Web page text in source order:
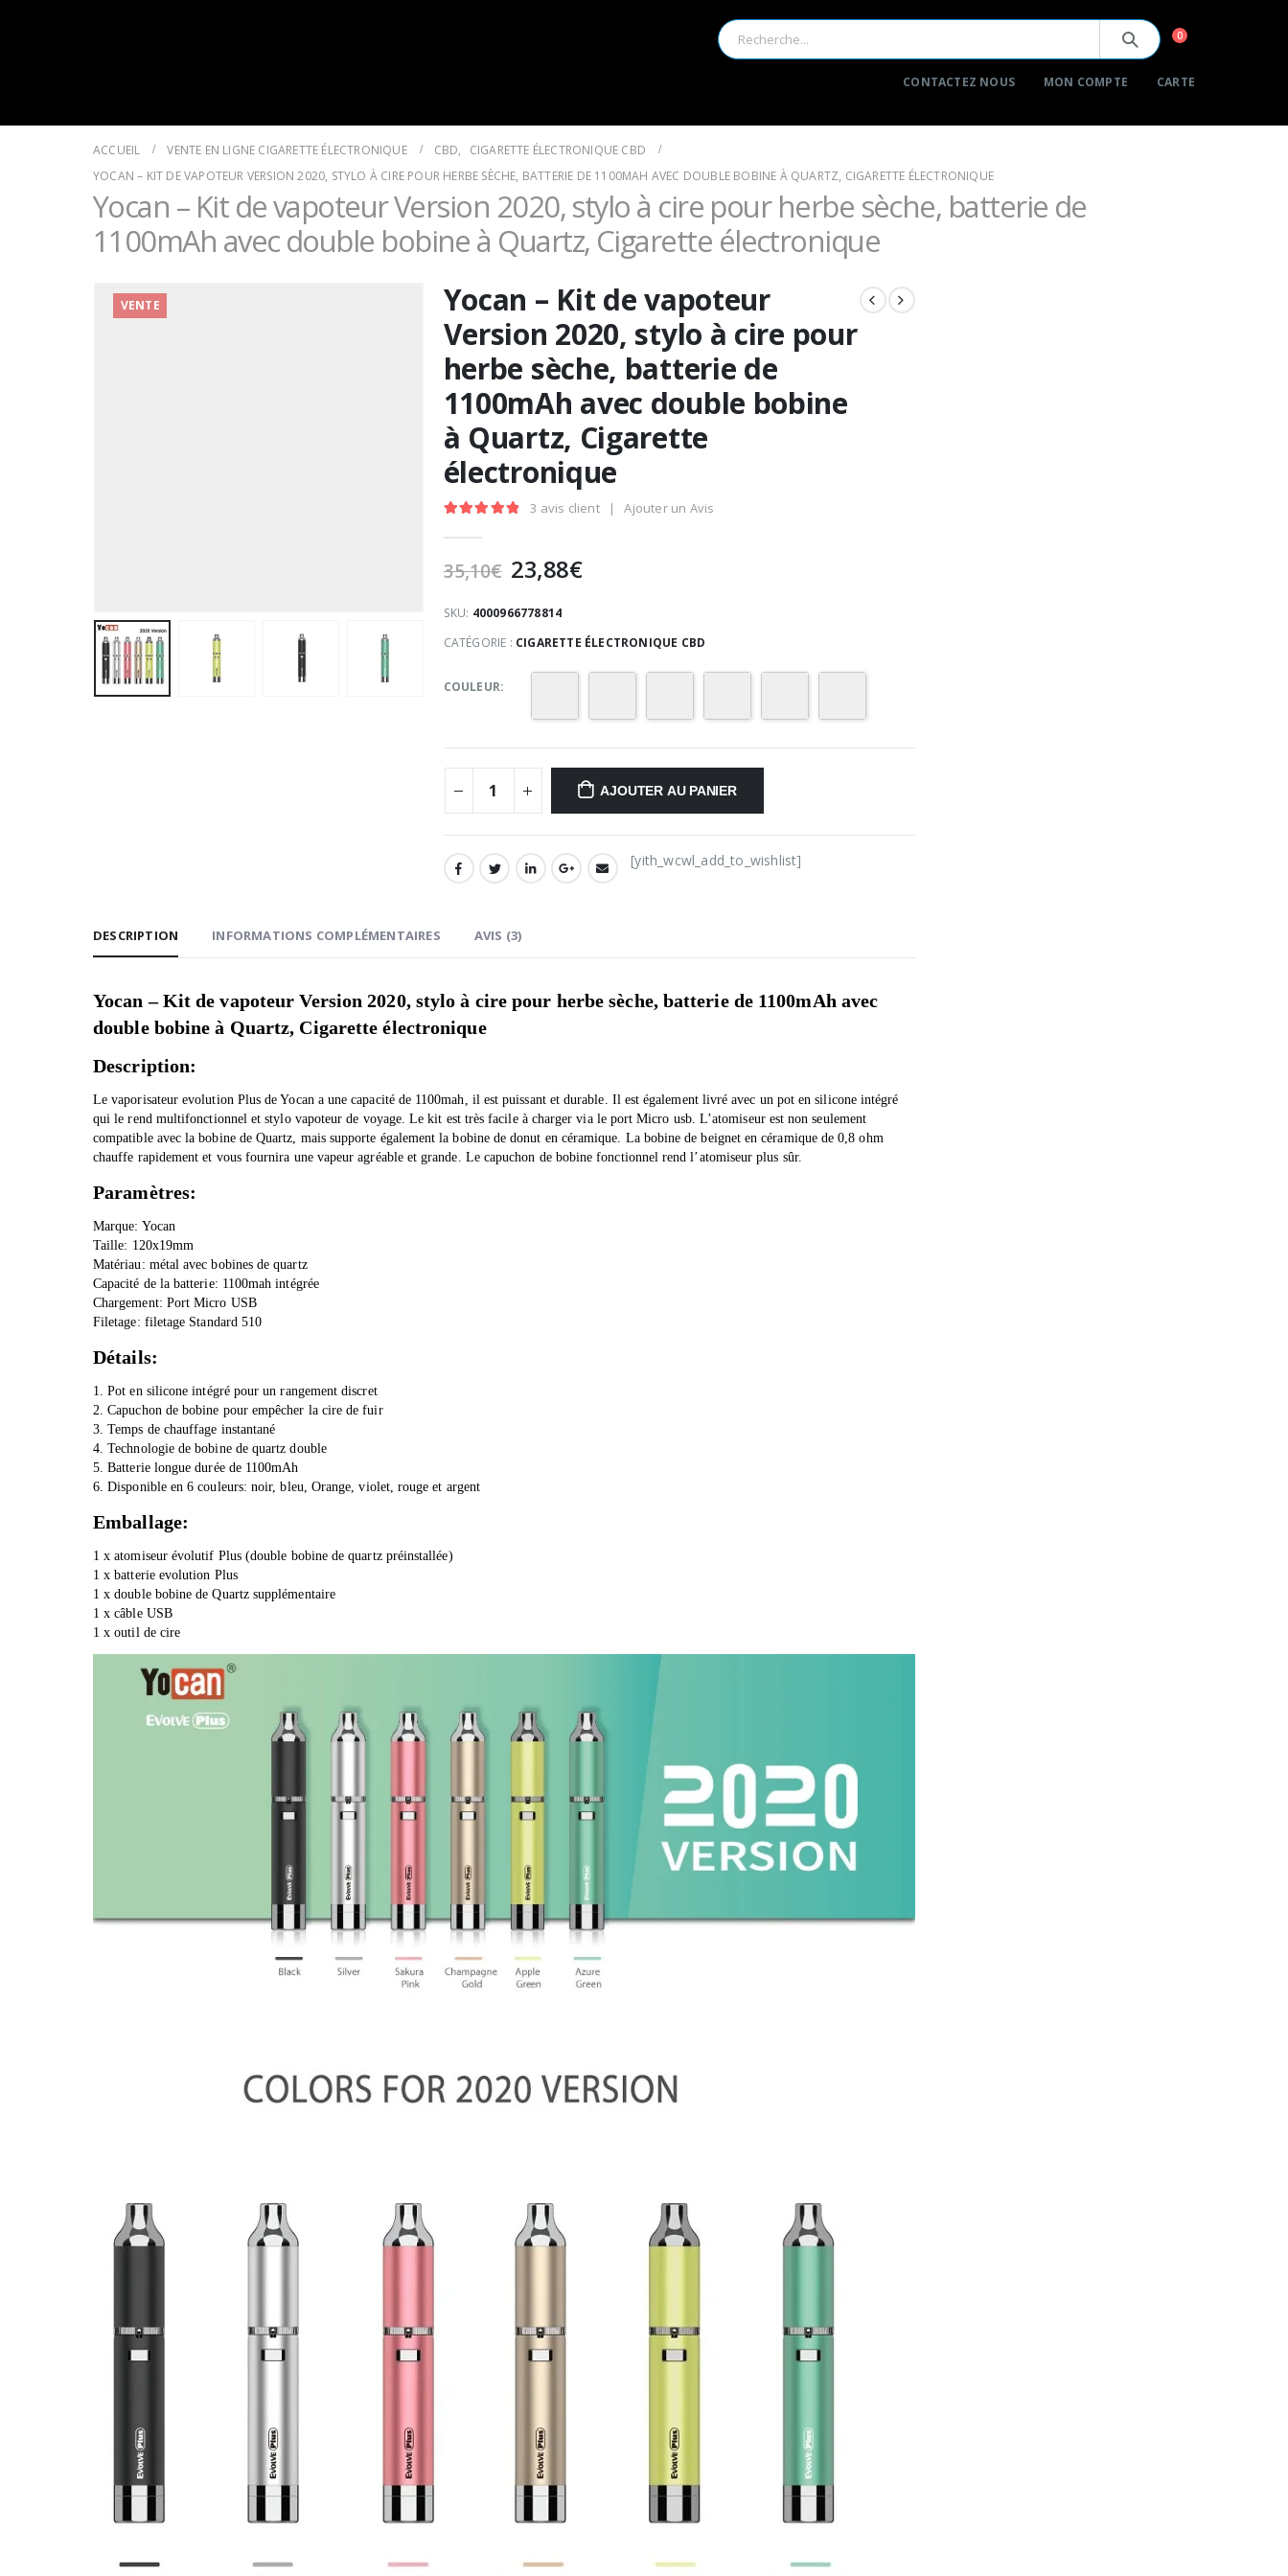
0
CONTACTEZ NOUS MON COMPTE CARTE
ACCUEIL VENTE EN LIGNE CIGARETTE ÉLECTRONIQUE CBD,
CIGARETTE ÉLECTRONIQUE CBD
YOCAN – KIT DE VAPOTEUR VERSION 2020, STYLO À CIRE POUR HERBE SÈCHE, BATTERIE DE 1100MAH AVEC DOUBLE BOBINE À QUARTZ, CIGARETTE ÉLECTRONIQUE
Yocan – Kit de vapoteur Version 2020, stylo à cire pour herbe sèche, batterie de
1100mAh avec double bobine à Quartz, Cigarette électronique
VENTE
Yocan – Kit de vapoteur
Version 2020, stylo à cire pour
herbe sèche, batterie de
1100mAh avec double bobine
à Quartz, Cigarette
électronique
3 avis client | Ajouter un Avis
35,10€ Le
prix
initial
était :
23,88€Le
est :
SKU: 4000966778814
CATÉGORIE : CIGARETTE ÉLECTRONIQUE CBD
COULEUR
AJOUTER AU PANIER
[yith_wcwl_add_to_wishlist]
DESCRIPTION INFORMATIONS COMPLÉMENTAIRES AVIS (3)
Yocan – Kit de vapoteur Version 2020, stylo à cire pour herbe sèche, batterie de 1100mAh avec
double bobine à Quartz, Cigarette électronique
Description:
Le vaporisateur evolution Plus de Yocan a une capacité de 1100mah, il est puissant et durable. Il est également livré avec un pot en silicone intégré
qui le rend multifonctionnel et stylo vapoteur de voyage. Le kit est très facile à charger via le port Micro usb. L’atomiseur est non seulement
compatible avec la bobine de Quartz, mais supporte également la bobine de donut en céramique. La bobine de beignet en céramique de 0,8 ohm
chauffe rapidement et vous fournira une vapeur agréable et grande. Le capuchon de bobine fonctionnel rend l’atomiseur plus sûr.
Paramètres:
Marque: Yocan
Taille: 120x19mm
Matériau: métal avec bobines de quartz
Capacité de la batterie: 1100mah intégrée
Chargement: Port Micro USB
Filetage: filetage Standard 510
Détails:
1. Pot en silicone intégré pour un rangement discret
2. Capuchon de bobine pour empêcher la cire de fuir
3. Temps de chauffage instantané
4. Technologie de bobine de quartz double
5. Batterie longue durée de 1100mAh
6. Disponible en 6 couleurs: noir, bleu, Orange, violet, rouge et argent
Emballage:
1 x atomiseur évolutif Plus (double bobine de quartz préinstallée)
1 x batterie evolution Plus
1 x double bobine de Quartz supplémentaire
1 x câble USB
1 x outil de cire